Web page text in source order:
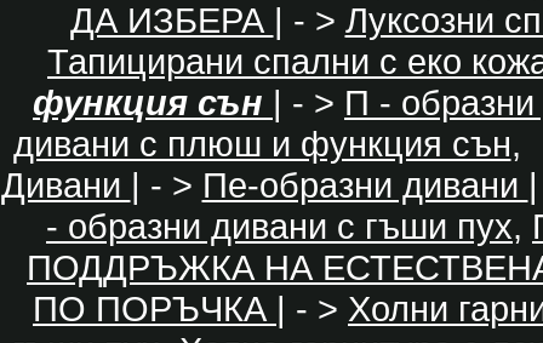
ДА ИЗБЕРА | - > Луксозни
Тапицирани спални с еко
функция сън | - > П -
дивани с плюш и функция сън,
Дивани | - > Пе-образни дивани
- образни дивани с гъши пух,
ПОДДРЪЖКА НА
ПО ПОРЪЧКА | - > Холни